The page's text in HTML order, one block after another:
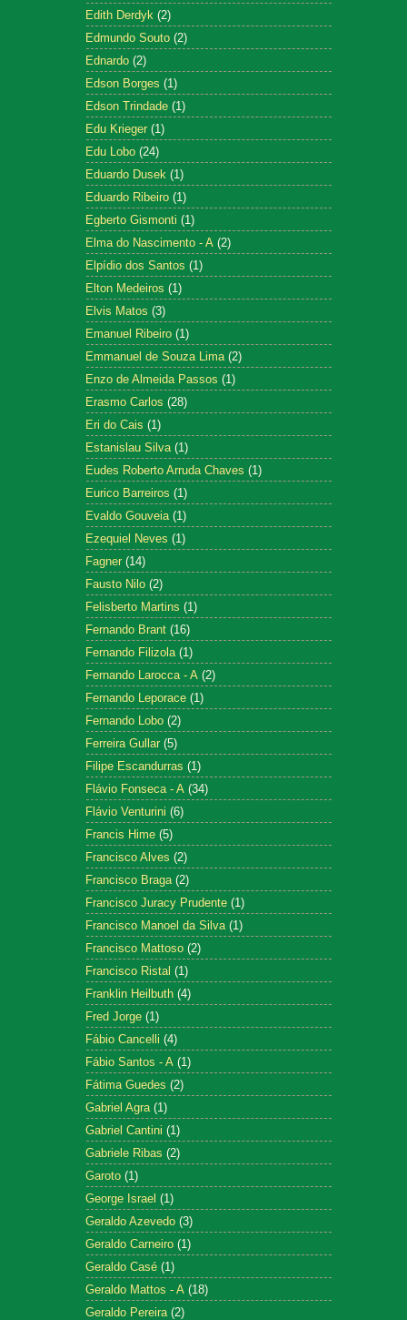
Edith Derdyk (2)
Edmundo Souto (2)
Ednardo (2)
Edson Borges (1)
Edson Trindade (1)
Edu Krieger (1)
Edu Lobo (24)
Eduardo Dusek (1)
Eduardo Ribeiro (1)
Egberto Gismonti (1)
Elma do Nascimento - A (2)
Elpídio dos Santos (1)
Elton Medeiros (1)
Elvis Matos (3)
Emanuel Ribeiro (1)
Emmanuel de Souza Lima (2)
Enzo de Almeida Passos (1)
Erasmo Carlos (28)
Eri do Cais (1)
Estanislau Silva (1)
Eudes Roberto Arruda Chaves (1)
Eurico Barreiros (1)
Evaldo Gouveia (1)
Ezequiel Neves (1)
Fagner (14)
Fausto Nilo (2)
Felisberto Martins (1)
Fernando Brant (16)
Fernando Filizola (1)
Fernando Larocca - A (2)
Fernando Leporace (1)
Fernando Lobo (2)
Ferreira Gullar (5)
Filipe Escandurras (1)
Flávio Fonseca - A (34)
Flávio Venturini (6)
Francis Hime (5)
Francisco Alves (2)
Francisco Braga (2)
Francisco Juracy Prudente (1)
Francisco Manoel da Silva (1)
Francisco Mattoso (2)
Francisco Ristal (1)
Franklin Heilbuth (4)
Fred Jorge (1)
Fábio Cancelli (4)
Fábio Santos - A (1)
Fátima Guedes (2)
Gabriel Agra (1)
Gabriel Cantini (1)
Gabriele Ribas (2)
Garoto (1)
George Israel (1)
Geraldo Azevedo (3)
Geraldo Carneiro (1)
Geraldo Casé (1)
Geraldo Mattos - A (18)
Geraldo Pereira (2)